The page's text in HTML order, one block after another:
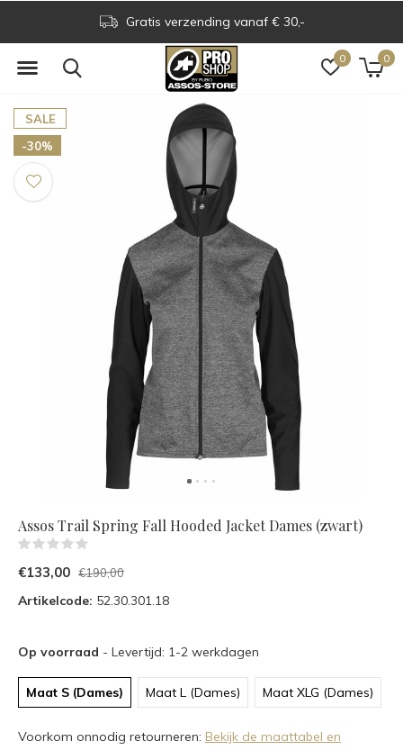
0 0
Gratis verzending vanaf € 30,-
SALE
-30%
Assos Trail Spring Fall Hooded Jacket Dames (zwart)
€133,00 €190,00
Artikelcode: 52.30.301.18
Op voorraad - Levertijd: 1-2 werkdagen
Maat S (Dames) Maat L (Dames) Maat XLG (Dames)
Voorkom onnodig retourneren: Bekijk de maattabel en